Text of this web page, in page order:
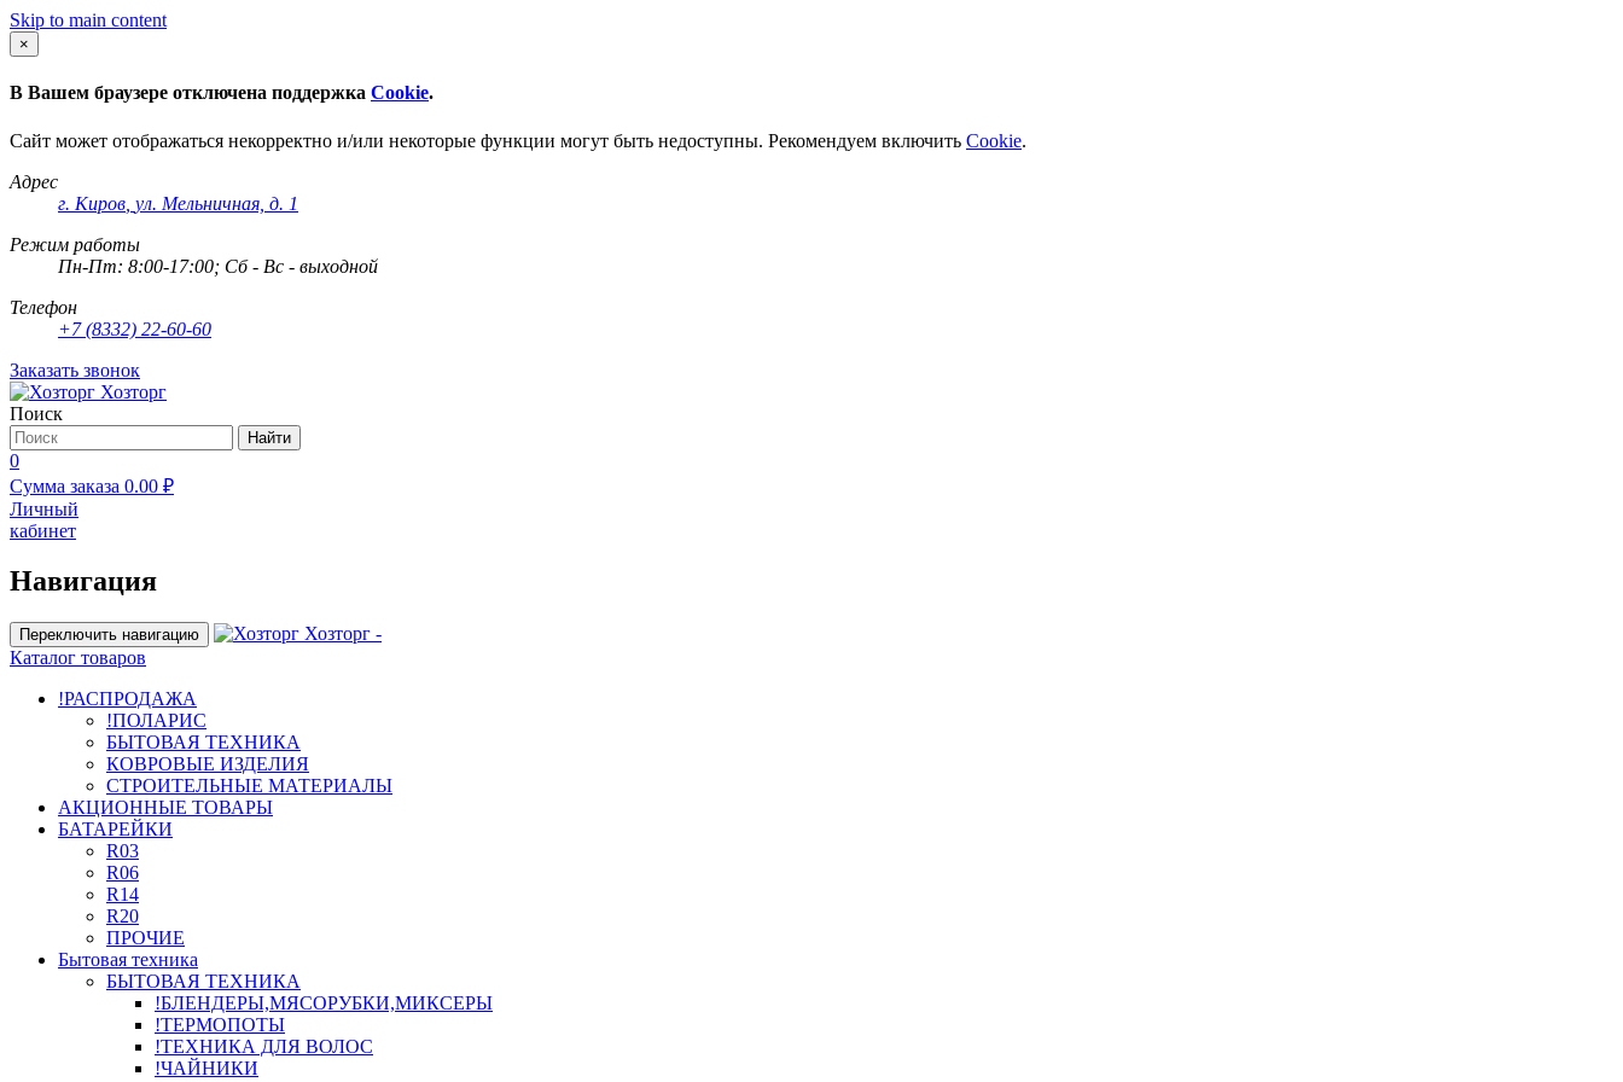
Skip to main content
×
В Вашем браузере отключена поддержка Cookie.
Сайт может отображаться некорректно и/или некоторые функции могут быть недоступны. Рекомендуем включить Cookie.
Адрес
г. Киров ул. Мельничная, д. 1
Режим работы
Пн-Пт: 8:00-17:00; Сб - Вс - выходной
Телефон
+7 (8332) 22-60-60
Заказать звонок
Хозторг
Поиск
Найти
0
Сумма заказа 0.00 ₽
Личный
кабинет
Навигация
Переключить навигацию
Хозторг -
Каталог товаров
!РАСПРОДАЖА
!ПОЛАРИС
БЫТОВАЯ ТЕХНИКА
КОВРОВЫЕ ИЗДЕЛИЯ
СТРОИТЕЛЬНЫЕ МАТЕРИАЛЫ
АКЦИОННЫЕ ТОВАРЫ
БАТАРЕЙКИ
R03
R06
R14
R20
ПРОЧИЕ
Бытовая техника
БЫТОВАЯ ТЕХНИКА
!БЛЕНДЕРЫ,МЯСОРУБКИ,МИКСЕРЫ
!ТЕРМОПОТЫ
!ТЕХНИКА ДЛЯ ВОЛОС
!ЧАЙНИКИ